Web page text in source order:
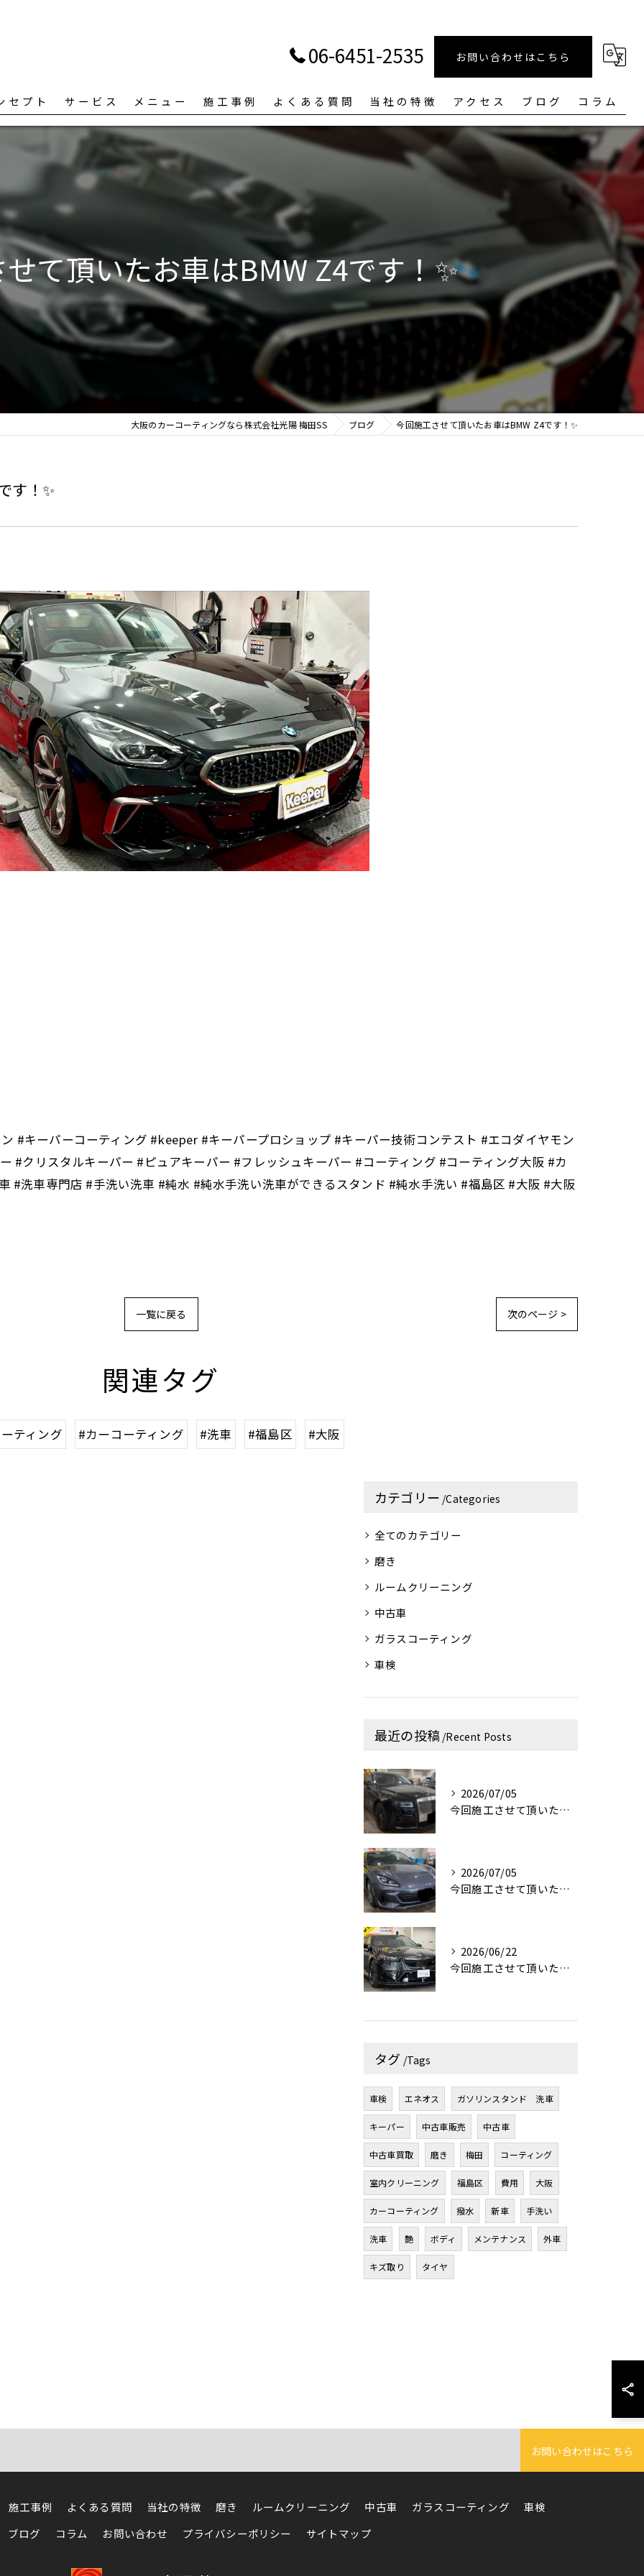
06-6451-2535 お問い合わせはこちら
セプト サービス メニュー 施工事例 よくある質問 当社の特徴
ルームクリーニング
中古車
ガラスコーティング
車検
アクセス ブログ コラム
て頂いたお車はBMW Z4です！✨
大阪のカーコーティングなら株式会社光陽 梅田SS ブログ 今回施工させて頂いたお車はBMW Z4です！✨
す！✨
#キーパーコーティング #keeper #キーパープロショップ #キーパー技術コンテスト #エコダイヤモン
#クリスタルキーパー #ピュアキーパー #フレッシュキーパー #コーティング #コーティング大阪 #カ
#洗車専門店 #手洗い洗車 #純水 #純水手洗い洗車ができるスタンド #純水手洗い #福島区 #大阪 #大阪
一覧に戻る 次のページ >
関連タグ
ティング #カーコーティング #洗車 #福島区 #大阪
カテゴリー Categories
全てのカテゴリー
磨き
ルームクリーニング
中古車
ガラスコーティング
車検
最近の投稿 Recent Posts
2026/07/05
今回施工させて頂いたお車はロールス・ロイス・ゴーストです！✨
2026/07/05
今回施工させて頂いたお車はスバルBRZです！✨
2026/06/22
今回施工させて頂いたお車はBMW M5です！✨
タグ Tags
車検 エネオス ガソリンスタンド 洗車
キーパー 中古車販売 中古車
中古車買取 磨き 梅田 コーティング
室内クリーニング 福島区 費用 大阪
カーコーティング 撥水 新車 手洗い
洗車 艶 ボディ メンテナンス 外車
キズ取り タイヤ
お問い合わせはこちら
施工事例 よくある質問 当社の特徴 磨き ルームクリーニング 中古車 ガラスコーティング
車検
ブログ コラム お問い合わせ プライバシーポリシー サイトマップ